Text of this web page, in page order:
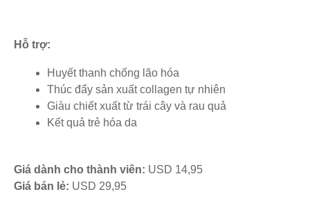
Hỗ trợ:
Huyết thanh chống lão hóa
Thúc đẩy sản xuất collagen tự nhiên
Giàu chiết xuất từ trái cây và rau quả
Kết quả trẻ hóa da
Giá dành cho thành viên: USD 14,95
Giá bán lẻ: USD 29,95